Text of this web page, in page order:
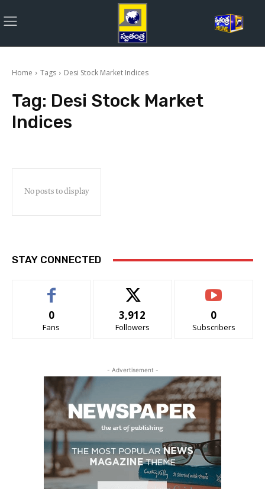
Home Tags Desi Stock Market Indices
Tag: Desi Stock Market
Indices
No posts to display
STAY CONNECTED
0
Fans
3,912
Followers
0
Subscribers
- Advertisement -